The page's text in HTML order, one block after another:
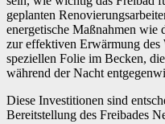
geplanten
energetische Maßnahmen wie
zur effektiven Erwärmung des
speziellen Folie im Becken,
während der Nacht
Diese Investitionen sind
Bereitstellung des Freibades